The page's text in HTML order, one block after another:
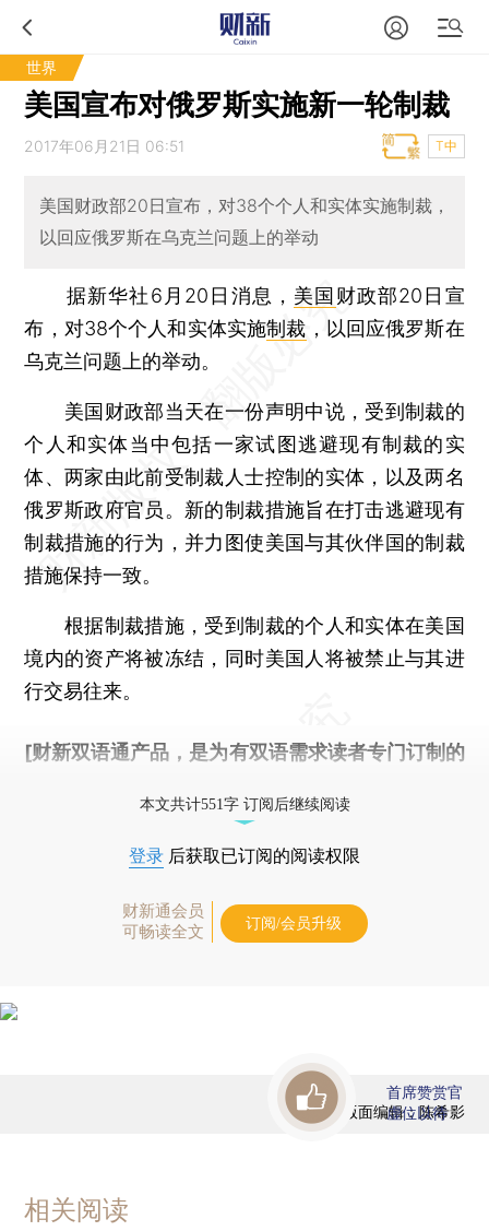
世界
美国宣布对俄罗斯实施新一轮制裁
2017年06月21日 06:51 T中
美国财政部20日宣布，对38个个人和实体实施制裁，
以回应俄罗斯在乌克兰问题上的举动
据新华社6月20日消息， 美国 财政部20日宣
布，对38个个人和实体实施制裁 ，以回应俄罗斯在
乌克兰问题上的举动。
美国财政部当天在一份声明中说，受到制裁的
个人和实体当中包括一家试图逃避现有制裁的实
体、两家由此前受制裁人士控制的实体，以及两名
俄罗斯政府官员。新的制裁措施旨在打击逃避现有
制裁措施的行为，并力图使美国与其伙伴国的制裁
措施保持一致。
根据制裁措施，受到制裁的个人和实体在美国
境内的资产将被冻结，同时美国人将被禁止与其进
行交易往来。
[财新双语通产品，是为有双语需求读者专门订制的
本文共计551字 订阅后继续阅读
登录 后获取已订阅的阅读权限
财新通会员
可畅读全文
订阅/会员升级
版面编辑：陈希影
首席赞赏官
虚位以待
相关阅读